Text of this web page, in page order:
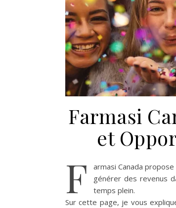
Farmasi
et
F armasi Canada propose
générer des revenus
temps plein.
Sur cette page, je vous